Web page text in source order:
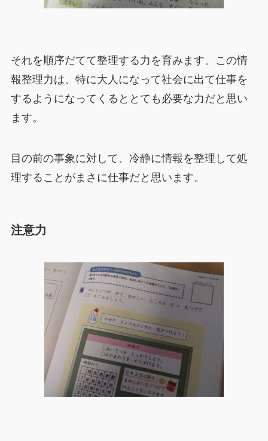
それを順序だてて整理する力を育みます。この情
報整理力は、特に大人になって社会に出て仕事を
するようになってくるととても必要な力だと思い
ます。
目の前の事象に対して、冷静に情報を整理して処
理することがまさに仕事だと思います。
注意力